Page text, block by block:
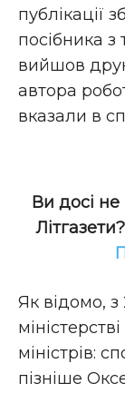
публікації
посібника з
вийшов
автора
вказали в
Ви досі
Як відомо,
міністрів:
пізніше